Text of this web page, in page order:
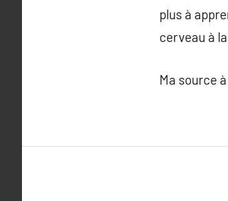
plus à
cerveau à
Ma source